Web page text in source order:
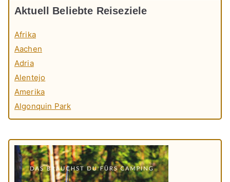
Aktuell Beliebte Reiseziele
Afrika
Aachen
Adria
Alentejo
Amerika
Algonquin Park